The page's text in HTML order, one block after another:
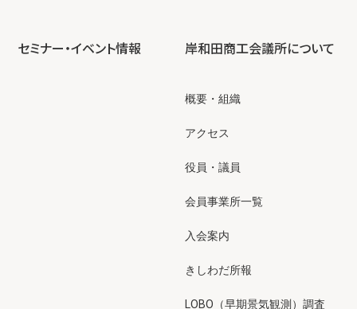
セミナー・イベント情報 岸和田商工会議所について
概要・組織
アクセス
役員・議員
会員事業所一覧
入会案内
きしわだ所報
LOBO（早期景気観測）調査